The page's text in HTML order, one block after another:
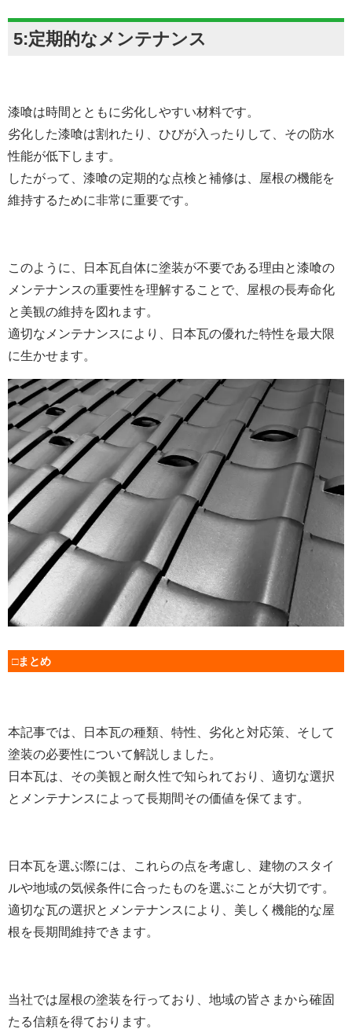
5:定期的なメンテナンス
漆喰は時間とともに劣化しやすい材料です。
劣化した漆喰は割れたり、ひびが入ったりして、その防水
性能が低下します。
したがって、漆喰の定期的な点検と補修は、屋根の機能を
維持するために非常に重要です。
このように、日本瓦自体に塗装が不要である理由と漆喰の
メンテナンスの重要性を理解することで、屋根の長寿命化
と美観の維持を図れます。
適切なメンテナンスにより、日本瓦の優れた特性を最大限
に生かせます。
□まとめ
本記事では、日本瓦の種類、特性、劣化と対応策、そして
塗装の必要性について解説しました。
日本瓦は、その美観と耐久性で知られており、適切な選択
とメンテナンスによって長期間その価値を保てます。
日本瓦を選ぶ際には、これらの点を考慮し、建物のスタイ
ルや地域の気候条件に合ったものを選ぶことが大切です。
適切な瓦の選択とメンテナンスにより、美しく機能的な屋
根を長期間維持できます。
当社では屋根の塗装を行っており、地域の皆さまから確固
たる信頼を得ております。